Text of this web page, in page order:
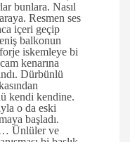
bunlara. Nasıl
Resmen ses
içeri geçip
balkonun
iskemleye bi
kenarına
Dürbünlü
kendi kendine.
o da eski
başladı.
Ünlüler ve